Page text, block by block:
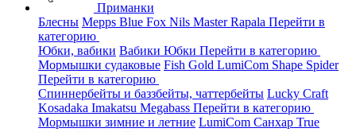
Приманки
Блесны Mepps Blue Fox Nils MasterRapala Перейти в
категорию
Юбки, вабики Вабики Юбки Перейти в категорию
Мормышки судаковые Fish Gold LumiCom Shape Spider
Перейти в категорию
Спиннербейты и баззбейты, чаттербейты Lucky Craft
Kosadaka Imakatsu Megabass Перейти в категорию
Мормышки зимние и летние LumiCom Санхар True